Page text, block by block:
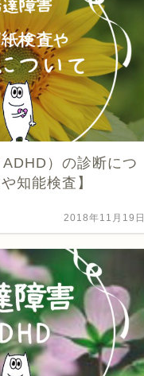
）の診断につ
知能検査】
2018年11月19日